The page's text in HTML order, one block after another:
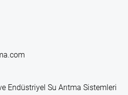
Endüstriyel Su Arıtma Sistemleri